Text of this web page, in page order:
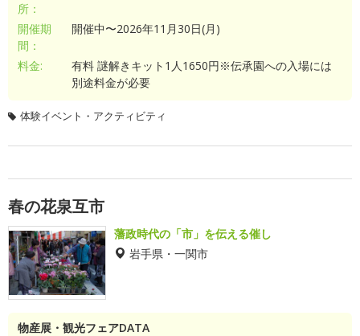
所：
開催期
間：
開催中〜2026年11月30日(月)
料金:
有料 謎解きキット1人1650円※伝承園への入場には
別途料金が必要
体験イベント・アクティビティ
春の花泉互市
藩政時代の「市」を伝える催し
岩手県・一関市
物産展・観光フェアDATA